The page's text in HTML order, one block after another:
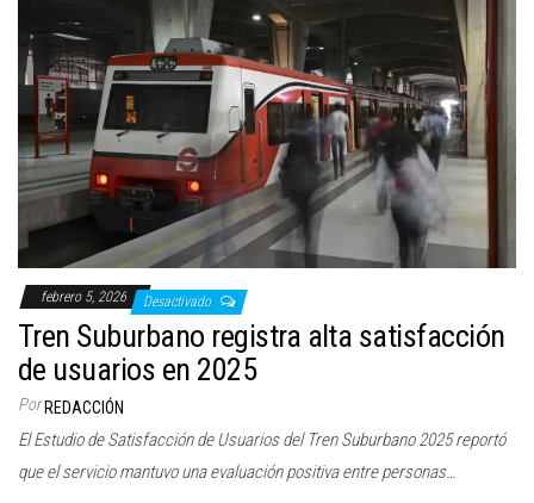
febrero 5, 2026 Desactivado
Tren Suburbano registra alta satisfacción
de usuarios en 2025
Por REDACCIÓN
El Estudio de Satisfacción de Usuarios del Tren Suburbano 2025 reportó
que el servicio mantuvo una evaluación positiva entre personas…